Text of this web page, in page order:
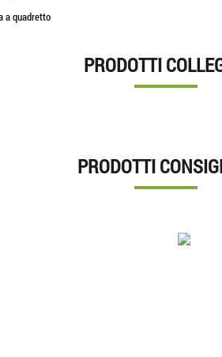
a quadretto
PRODOTTI
PRODOTTI